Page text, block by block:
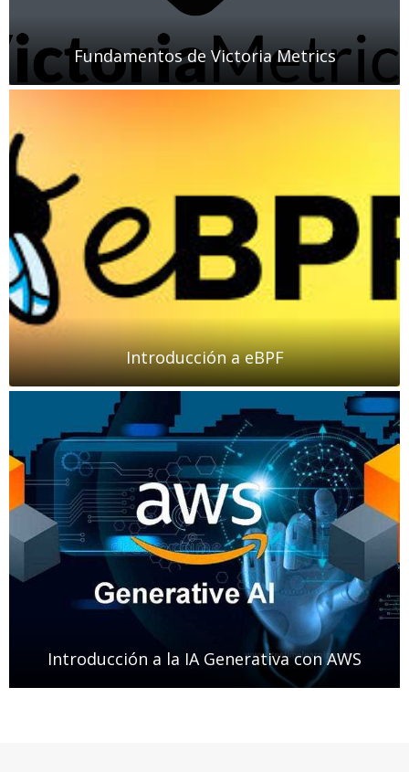
Fundamentos de Victoria Metrics
Introducción a eBPF
Introducción a la IA Generativa con AWS